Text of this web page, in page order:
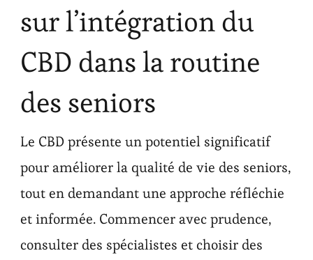
sur l’intégration du
CBD dans la routine
des seniors
Le CBD présente un potentiel significatif
pour améliorer la qualité de vie des seniors,
tout en demandant une approche réfléchie
et informée. Commencer avec prudence,
consulter des spécialistes et choisir des